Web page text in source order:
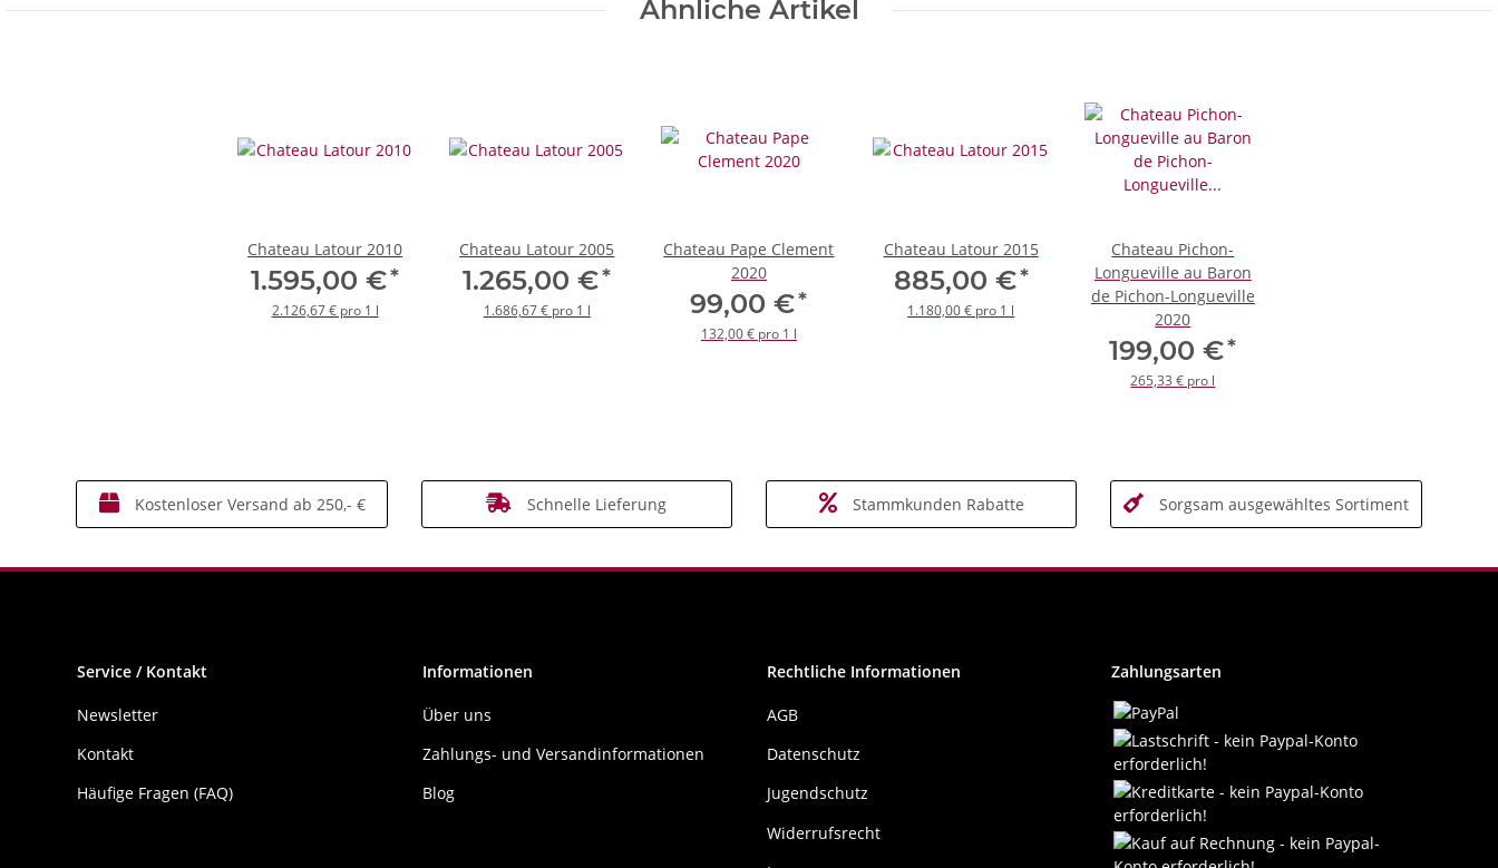
Ähnliche Artikel
Chateau Latour 2010
1.595,00 €*
2.126,67 € pro 1 l
Chateau Latour 2005
1.265,00 €*
1.686,67 € pro 1 l
Chateau Pape Clement
2020
99,00 €*
132,00 € pro 1 l
Chateau Latour 2015
885,00 €*
1.180,00 € pro 1 l
Chateau Pichon-
Longueville au Baron
de Pichon-Longueville
2020
199,00 €*
265,33 € pro l
Kostenloser Versand ab 250,- € Schnelle Lieferung Stammkunden Rabatte Sorgsam ausgewähltes Sortiment
Service / Kontakt
Newsletter
Kontakt
Häufige Fragen (FAQ)
Informationen
Über uns
Zahlungs- und Versandinformationen
Blog
Rechtliche Informationen
AGB
Datenschutz
Jugendschutz
Widerrufsrecht
Zahlungsarten